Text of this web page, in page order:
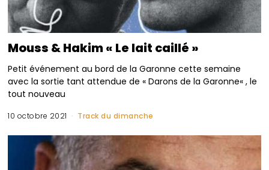
Mouss & Hakim « Le lait caillé »
Petit événement au bord de la Garonne cette semaine
avec la sortie tant attendue de « Darons de la Garonne« , le
tout nouveau
10 octobre 2021 Track du dimanche